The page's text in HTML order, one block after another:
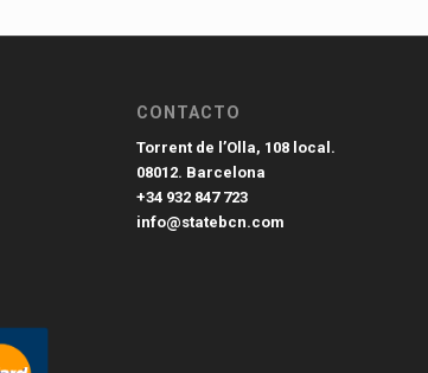
CONTACTO
Torrent de l’Olla, 108 local.
08012. Barcelona
+34 932 847 723
info@statebcn.com